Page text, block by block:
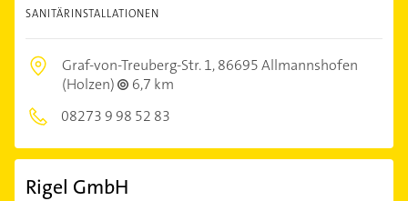
SANITÄRINSTALLATIONEN
Graf-von-Treuberg-Str. 1,86695 Allmannshofen
(Holzen)
6,7 km
08273 9 98 52 83
Rigel GmbH